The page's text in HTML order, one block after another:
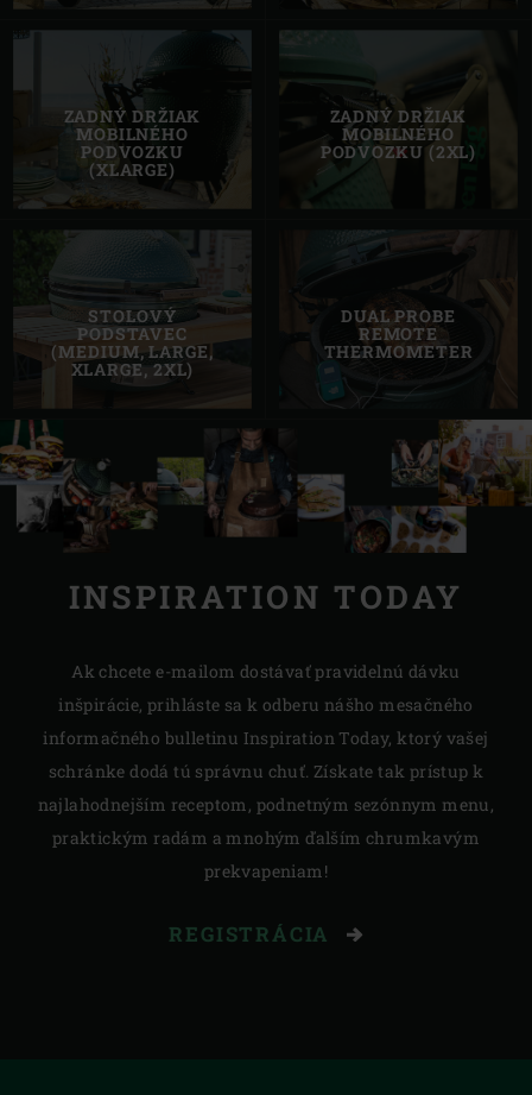
ZADNÝ DRŽIAK
MOBILNÉHO
PODVOZKU
(XLARGE)
ZADNÝ DRŽIAK
MOBILNÉHO
PODVOZKU (2XL)
STOLOVÝ
PODSTAVEC
(MEDIUM, LARGE,
XLARGE, 2XL)
DUAL PROBE
REMOTE
THERMOMETER
INSPIRATION TODAY
Ak chcete e-mailom dostávať pravidelnú dávku
inšpirácie, prihláste sa k odberu nášho mesačného
informačného bulletinu Inspiration Today, ktorý vašej
schránke dodá tú správnu chuť. Získate tak prístup k
najlahodnejším receptom, podnetným sezónnym menu,
praktickým radám a mnohým ďalším chrumkavým
prekvapeniam!
REGISTRÁCIA